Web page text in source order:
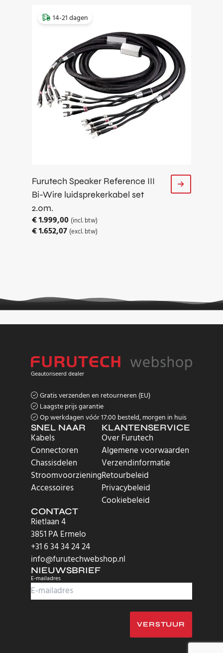
14-21 dagen
Furutech Speaker Reference III
Bi-Wire luidsprekerkabel set
2.0m.
€1.999,00 (incl. btw)
€1.652,07 (excl. btw)
Geautoriseerd dealer
Gratis verzenden en retourneren (EU)
Laagste prijs garantie
Op werkdagen vóór 17:00 besteld, morgen in huis
SNEL NAAR
Kabels
Connectoren
Chassisdelen
Stroomvoorziening
Accessoires
KLANTENSERVICE
Over Furutech
Algemene voorwaarden
Verzendinformatie
Retourbeleid
Privacybeleid
Cookiebeleid
CONTACT
Rietlaan 4
3851 PA Ermelo
+31 6 34 34 24 24
info@furutechwebshop.nl
NIEUWSBRIEF
E-mailadres